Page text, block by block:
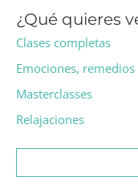
¿Qué quieres
Clases completas
Emociones,
Masterclasses
Relajaciones
Buscar: